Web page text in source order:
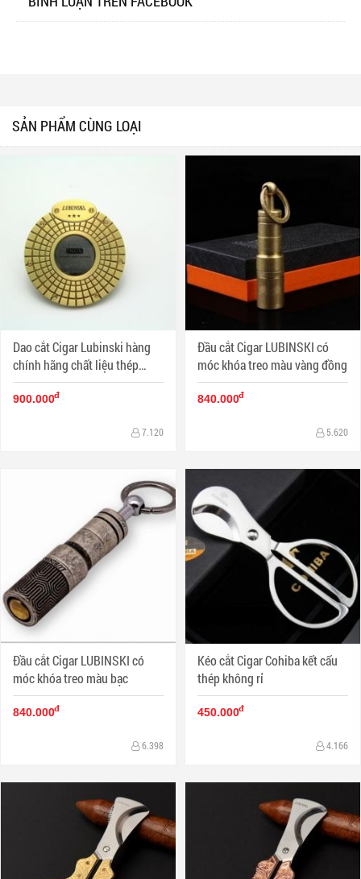
SẢN PHẨM CÙNG LOẠI
Dao cắt Cigar Lubinski hàng
chính hãng chất liệu thép
không gỉ
900.000đ
7.120
Đầu cắt Cigar LUBINSKI có
móc khóa treo màu vàng đồng
840.000đ
5.620
Đầu cắt Cigar LUBINSKI có
móc khóa treo màu bạc
840.000đ
6.398
Kéo cắt Cigar Cohiba kết cấu
thép không rỉ
450.000đ
4.166